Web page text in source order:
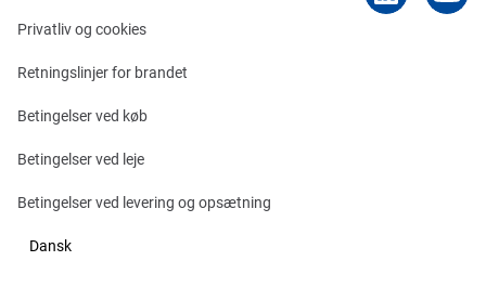
Privatliv og cookies
Retningslinjer for brandet
Betingelser ved køb
Betingelser ved leje
Betingelser ved levering og opsætning
Dansk